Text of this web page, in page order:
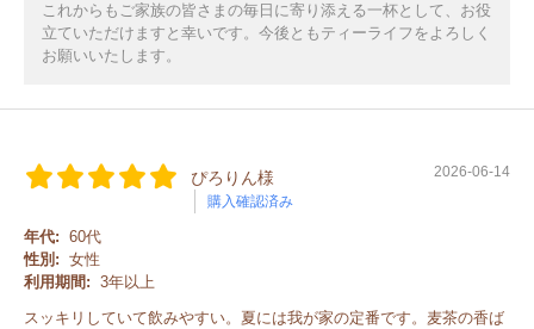
これからもご家族の皆さまの毎日に寄り添える一杯として、お役
立ていただけますと幸いです。今後ともティーライフをよろしく
お願いいたします。
ぴろりん様
購入確認済み
2026-06-14
年代: 60代
性別: 女性
利用期間: 3年以上
スッキリしていて飲みやすい。夏には我が家の定番です。麦茶の香ば